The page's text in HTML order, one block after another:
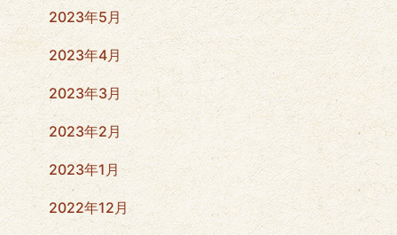
2023年5月
2023年4月
2023年3月
2023年2月
2023年1月
2022年12月